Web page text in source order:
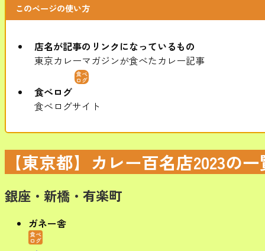
このページの使い方
店名が記事のリンクになっているもの
東京カレーマガジンが食べたカレー記事
食べログ
食べログサイト
【東京都】カレー百名店2023の
銀座・新橋・有楽町
ガネー舎